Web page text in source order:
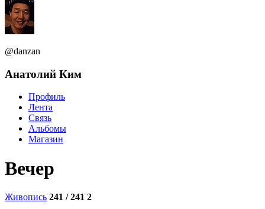
@danzan
Анатолий Ким
Профиль
Лента
Связь
Альбомы
Магазин
Вечер
Живопись 241 / 241 2